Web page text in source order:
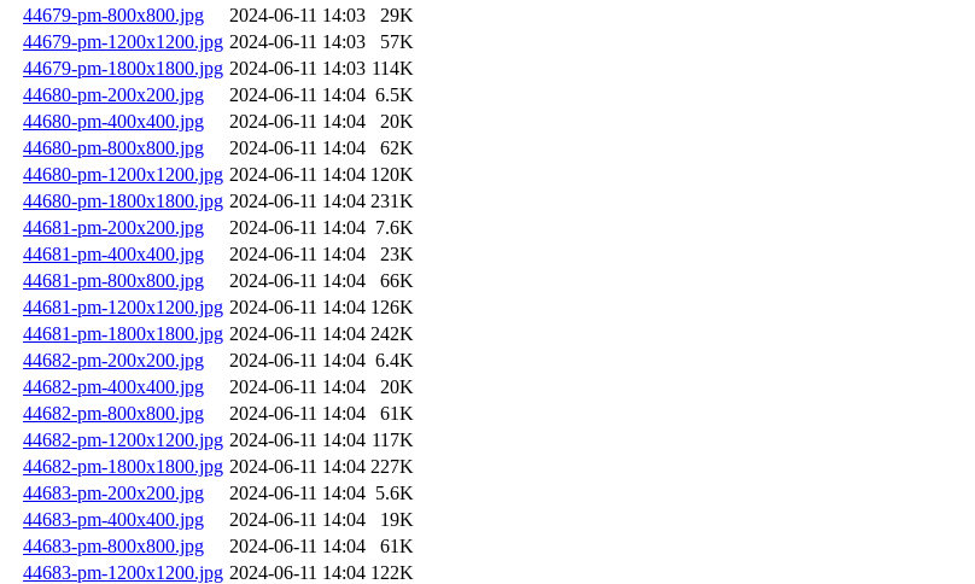
44679-pm-800x800.jpg
2024-06-11 14:03
29K
44679-pm-1200x1200.jpg 2024-06-11 14:03
57K
44679-pm-1800x1800.jpg 2024-06-11 14:03 114K
44680-pm-200x200.jpg
2024-06-11 14:04 6.5K
44680-pm-400x400.jpg
2024-06-11 14:04
20K
44680-pm-800x800.jpg
2024-06-11 14:04
62K
44680-pm-1200x1200.jpg 2024-06-11 14:04 120K
44680-pm-1800x1800.jpg 2024-06-11 14:04 231K
44681-pm-200x200.jpg
2024-06-11 14:04 7.6K
44681-pm-400x400.jpg
2024-06-11 14:04
23K
44681-pm-800x800.jpg
2024-06-11 14:04
66K
44681-pm-1200x1200.jpg 2024-06-11 14:04 126K
44681-pm-1800x1800.jpg 2024-06-11 14:04 242K
44682-pm-200x200.jpg
2024-06-11 14:04 6.4K
44682-pm-400x400.jpg
2024-06-11 14:04
20K
44682-pm-800x800.jpg
2024-06-11 14:04
61K
44682-pm-1200x1200.jpg 2024-06-11 14:04 117K
44682-pm-1800x1800.jpg 2024-06-11 14:04 227K
44683-pm-200x200.jpg
2024-06-11 14:04 5.6K
44683-pm-400x400.jpg
2024-06-11 14:04
19K
44683-pm-800x800.jpg
2024-06-11 14:04
61K
44683-pm-1200x1200.jpg 2024-06-11 14:04 122K